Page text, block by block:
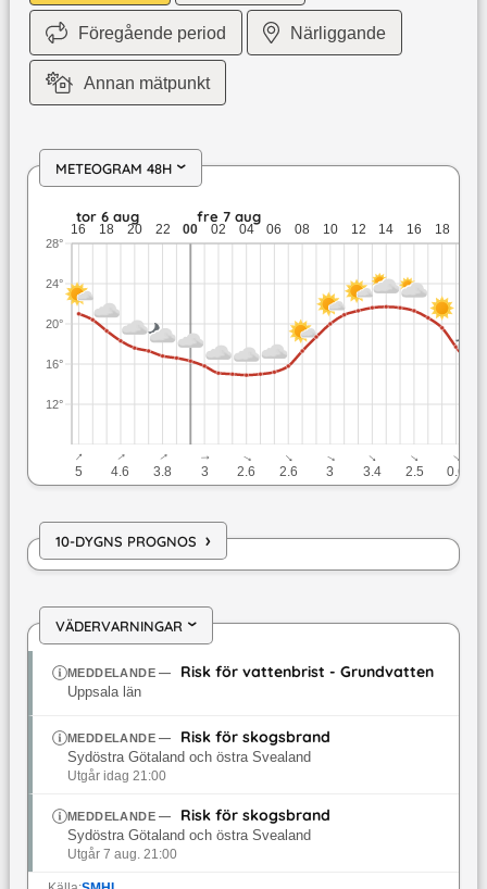
Föregående period Närliggande
Annan mätpunkt
METEOGRAM 48H ›
tor 6 aug: 21 till 16,6 grader: ingen nederbörd: upp till 5,1
tor 6 aug fre 7 aug
16 18 20 22 00 02 04 06 08 10 12 14 16 18
12°
16°
20°
24°
28°
↓
5
↓
4.6
↓
3.8
↓
3
↓
2.6
↓
2.6
↓
3
↓
3.4
↓
2.5
↓
0.6
10-DYGNS PROGNOS ›
VÄDERVARNINGAR›
MEDDELANDE— Risk för vattenbrist - Grundvatten
Uppsala län
MEDDELANDE— Risk för skogsbrand
Sydöstra Götaland och östra Svealand
Utgår idag 21:00
MEDDELANDE— Risk för skogsbrand
Sydöstra Götaland och östra Svealand
Utgår 7 aug. 21:00